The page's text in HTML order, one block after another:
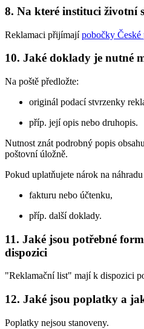
8. Na které instituci životní
Reklamaci přijímajípobočky České
10. Jaké doklady je nutné
Na poště předložte:
originál podací stvrzenky
příp. její opis nebo druhopis.
Nutnost znát podrobný popis
poštovní úložně.
Pokud uplatňujete nárok na
fakturu nebo účtenku,
příp. další doklady.
11. Jaké jsou potřebné
dispozici
"Reklamační list" mají k dispozici
12. Jaké jsou poplatky a
Poplatky nejsou stanoveny.